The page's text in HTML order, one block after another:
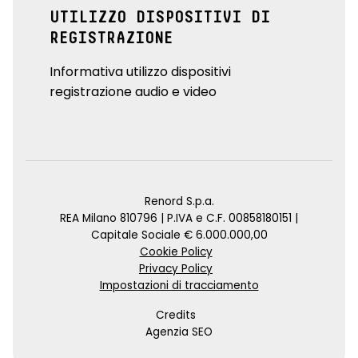
UTILIZZO DISPOSITIVI DI
REGISTRAZIONE
Informativa utilizzo dispositivi
registrazione audio e video
Renord S.p.a.
REA Milano 810796 | P.IVA e C.F. 00858180151 |
Capitale Sociale € 6.000.000,00
Cookie Policy
Privacy Policy
Impostazioni di tracciamento
Credits
Agenzia SEO